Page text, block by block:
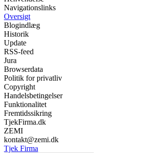
Navigationslinks
Oversigt
Blogindlæg
Historik
Update
RSS-feed
Jura
Browserdata
Politik for privatliv
Copyright
Handelsbetingelser
Funktionalitet
Fremtidssikring
TjekFirma.dk
ZEMI
kontakt@zemi.dk
Tjek Firma